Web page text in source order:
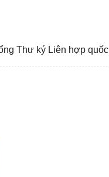
Thư ký Liên hợp quốc